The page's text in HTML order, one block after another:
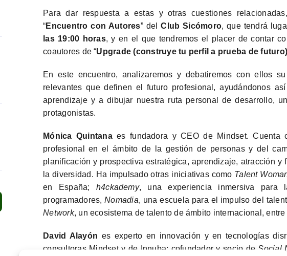
Para dar respuesta a estas y otras cuestiones
“Encuentro con Autores” delClub Sicómoro, que tendrá
las 19:00 horas, y en el que tendremos el placer de contar
coautores de “Upgrade (construye tu perfil a prueba de
En este encuentro, analizaremos y debatiremos con ellos
relevantes que definen el futuro profesional, ayudándonos
aprendizaje y a dibujar nuestra ruta personal de desarrollo,
protagonistas.
Mónica Quintanaes fundadora y CEO de Mindset. Cuenta
profesional en el ámbito de la gestión de personas y del
planificación y prospectiva estratégica, aprendizaje, atracción
la diversidad. Ha impulsado otras iniciativas como Talent
en España; h4ckademy, una experiencia inmersiva para
programadores,Nomadia, una escuela para el impulso del
Network, un ecosistema de talento de ámbito internacional, entre
David Alayón es experto en innovación y en tecnologías
consultoras Mindset y de Innuba; cofundador y socio de Social